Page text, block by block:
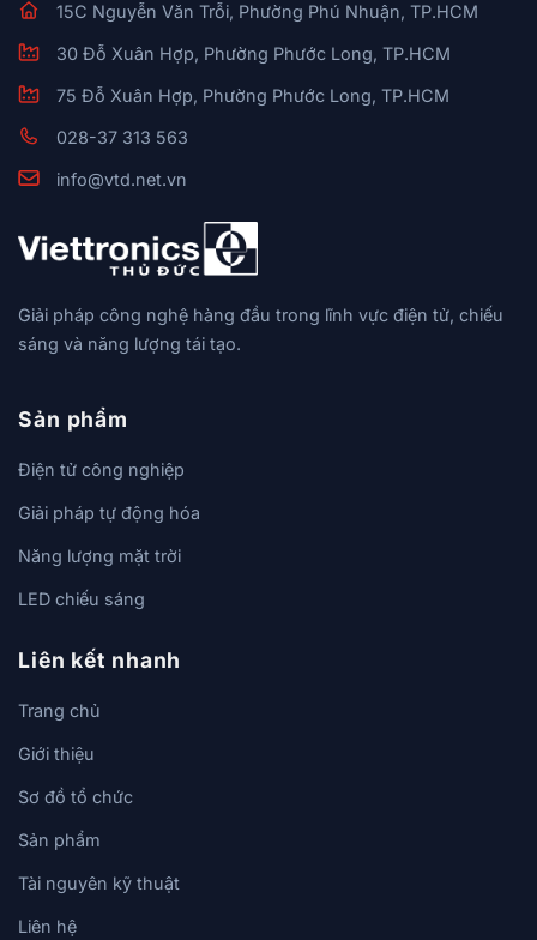
15C Nguyễn Văn Trỗi, Phường Phú Nhuận, TP.HCM
30 Đỗ Xuân Hợp, Phường Phước Long, TP.HCM
75 Đỗ Xuân Hợp, Phường Phước Long, TP.HCM
028-37 313 563
info@vtd.net.vn
Giải pháp công nghệ hàng đầu trong lĩnh vực điện tử, chiếu
sáng và năng lượng tái tạo.
Sản phẩm
Điện tử công nghiệp
Giải pháp tự động hóa
Năng lượng mặt trời
LED chiếu sáng
Liên kết nhanh
Trang chủ
Giới thiệu
Sơ đồ tổ chức
Sản phẩm
Tài nguyên kỹ thuật
Liên hệ